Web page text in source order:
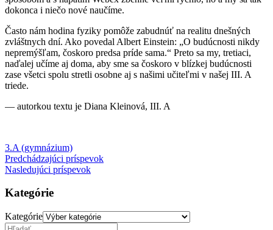
dokonca i niečo nové naučíme.
Často nám hodina fyziky pomôže zabudnúť na realitu dnešných
zvláštnych dní. Ako povedal Albert Einstein: „O budúcnosti nikdy
nepremýšľam, čoskoro predsa príde sama.“ Preto sa my, tretiaci,
naďalej učíme aj doma, aby sme sa čoskoro v blízkej budúcnosti
zase všetci spolu stretli osobne aj s našimi učiteľmi v našej III. A
triede.
— autorkou textu je Diana Kleinová, III. A
3.A (gymnázium)
Predchádzajúci príspevok
Nasledujúci príspevok
Kategórie
Kategórie